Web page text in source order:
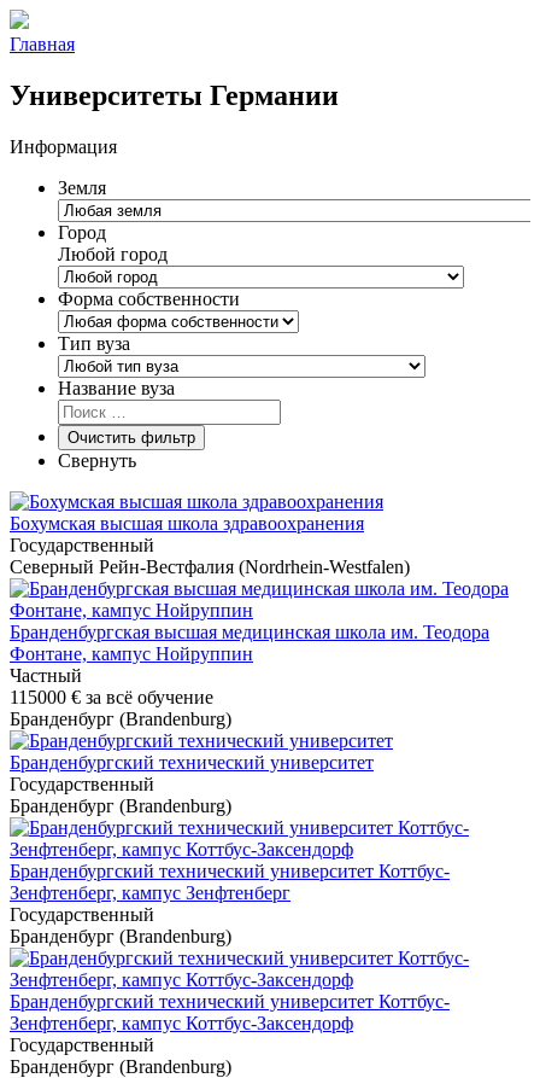
Главная
Университеты Германии
Информация
Земля
Город
Любой город
Форма собственности
Тип вуза
Название вуза
Очистить фильтр
Свернуть
Бохумская высшая школа здравоохранения
Государственный
Северный Рейн-Вестфалия (Nordrhein-Westfalen)
Бранденбургская высшая медицинская школа им. Теодора
Фонтане, кампус Hойруппин
Частный
115000 € за всё обучение
Бранденбург (Brandenburg)
Бранденбургский технический университет
Государственный
Бранденбург (Brandenburg)
Бранденбургский технический университет Коттбус-
Зенфтенберг, кампус Зенфтенберг
Государственный
Бранденбург (Brandenburg)
Бранденбургский технический университет Коттбус-
Зенфтенберг, кампус Коттбус-Заксендорф
Государственный
Бранденбург (Brandenburg)